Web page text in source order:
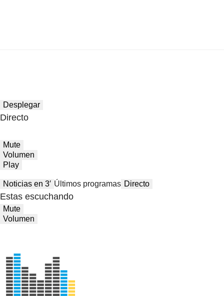
Desplegar
Directo
Mute
Volumen
Play
Noticias en 3′ Últimos programas Directo
Estas escuchando
Mute
Volumen